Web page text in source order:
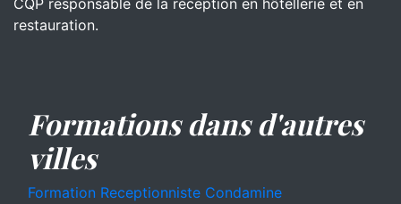
CQP responsable de la réception en hôtellerie et en
restauration.
Formations dans d'autres
villes
Formation Receptionniste Condamine